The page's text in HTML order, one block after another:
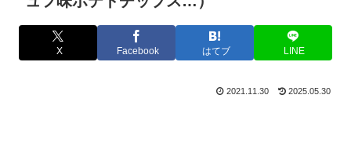
X Facebook はてブ LINE
2021.11.30 2025.05.30